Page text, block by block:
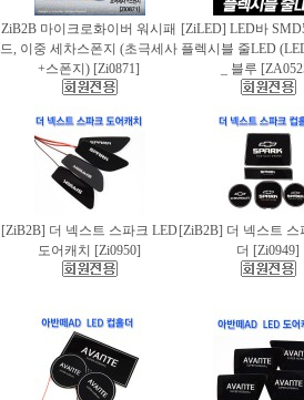
ZiB2B 마이크로화이버 워시패
드, 이중 세차스폰지 (초극세사
+스폰지) [Zi0871]
[ZiLED] LED바
플렉시블 줄LED
_ 블루
[ZiB2B] 더 넥스트 스파크 LED
도어캐치 [Zi0950]
[ZiB2B] 더 넥스트 스
더 [Zi0949]